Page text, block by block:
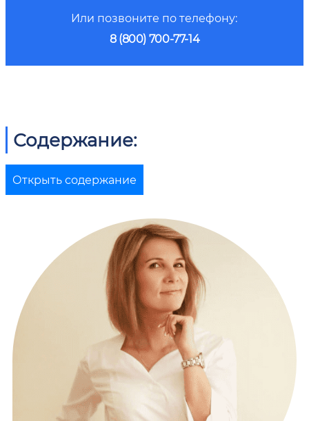
Или позвоните по телефону:
8 (800) 700-77-14
Содержание:
Открыть содержание